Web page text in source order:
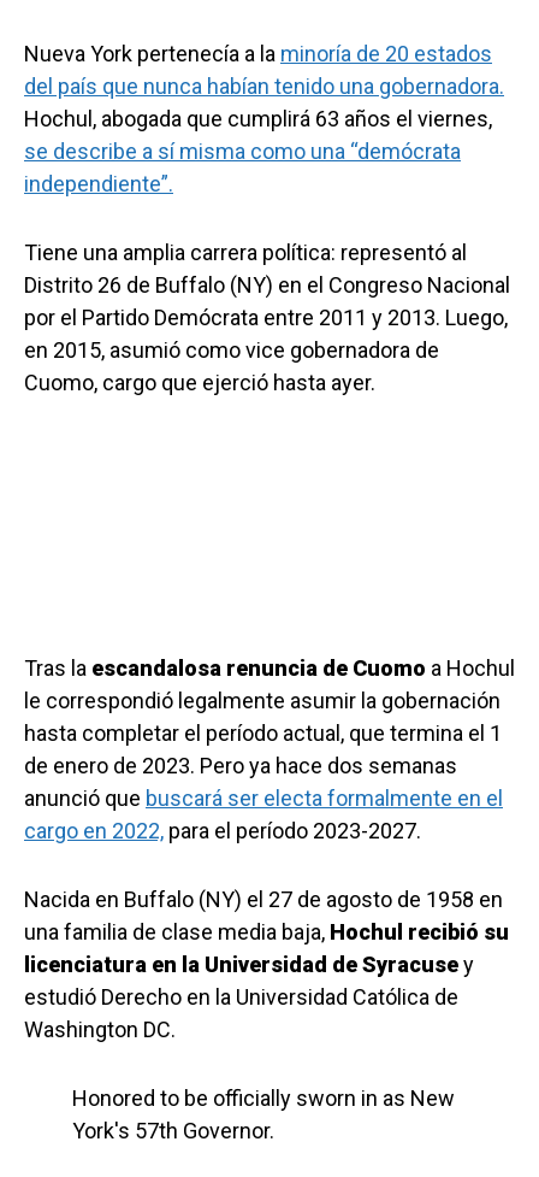
Nueva York pertenecía a la minoría de 20 estados
del país que nunca habían tenido una gobernadora.
Hochul, abogada que cumplirá 63 años el viernes,
se describe a sí misma como una “demócrata
independiente”.
Tiene una amplia carrera política: representó al
Distrito 26 de Buffalo (NY) en el Congreso Nacional
por el Partido Demócrata entre 2011 y 2013. Luego,
en 2015, asumió como vice gobernadora de
Cuomo, cargo que ejerció hasta ayer.
Tras la escandalosa renuncia de Cuomo a Hochul
le correspondió legalmente asumir la gobernación
hasta completar el período actual, que termina el 1
de enero de 2023. Pero ya hace dos semanas
anunció que buscará ser electa formalmente en el
cargo en 2022, para el período 2023-2027.
Nacida en Buffalo (NY) el 27 de agosto de 1958 en
una familia de clase media baja, Hochul recibió su
licenciatura en la Universidad de Syracusey
estudió Derecho en la Universidad Católica de
Washington DC.
Honored to be officially sworn in as New
York's 57th Governor.